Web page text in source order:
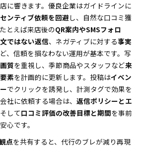
に響きます。優良企業はガイドラインに
ンティブ依頼を回避し、自然な口コミ獲
とえば来店後のQR案内やSMSフォロ
ではない返信、ネガティブに対する事実
、信頼を損なわない運用が基本です。写
質を重視し、季節商品やスタッフなど来
素を計画的に更新します。投稿はイベン
でクリックを誘発し、計測タグで効果を
社に依頼する場合は、 返信ポリシーとエ
して口コミ評価の改善目標と期間を事前
心です。
点を共有すると、代行のブレが減り再現